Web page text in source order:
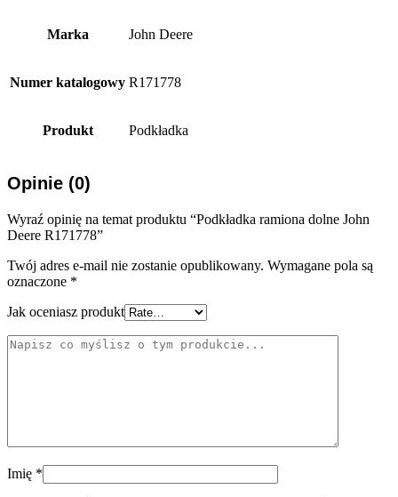
Marka John Deere
Numer katalogowy R171778
Produkt Podkładka
Opinie (0)
Wyraź opinię na temat produktu “Podkładka ramiona dolne John
Deere R171778”
Twój adres e-mail nie zostanie opublikowany. Wymagane pola są
oznaczone *
Jak oceniasz produkt
Imię *